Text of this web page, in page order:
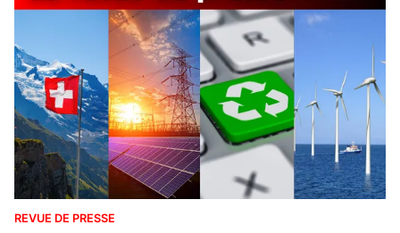
REVUE DE PRESSE